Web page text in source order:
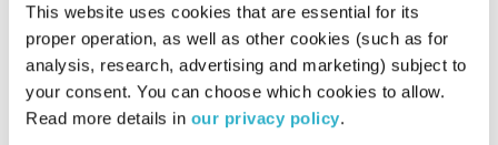
This website uses cookies that are essential for its
proper operation, as well as other cookies (such as for
analysis, research, advertising and marketing) subject to
your consent. You can choose which cookies to allow.
Read more details in our privacy policy.
פה זה טוב – 23.2.26
לירון תאני